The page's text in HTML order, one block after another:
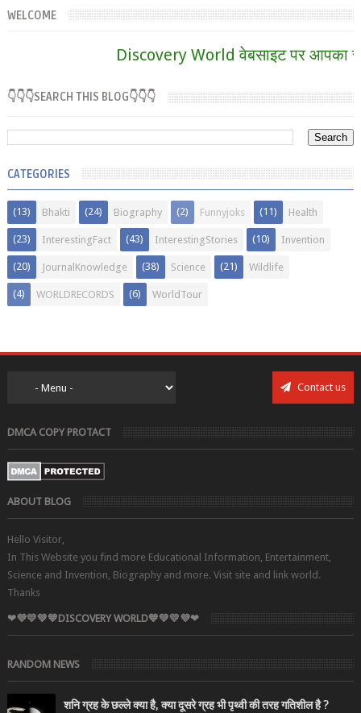
WELCOME
Discovery World वेबसाइट पर आपका
👇👇👇SEARCH THIS BLOG👇👇👇
CATEGORIES
Bhakti
(13) Biography
(24) Funnyjoks
(2) Health
(11)
InterestingFact
(23) InterestingStories
(43) Invention
(10)
JournalKnowledge
(20) Science
(38) Wildlife
(21)
WORLDRECORDS
(4) WorldTour
(6)
Contact us
DMCA COPY PROTACT
ABOUT BLOG
Hello Visitor,
In This Website you find more Educational Information, Entertainment,
Science and Invention, Biography and more. Visit site and link world.
Thanks
❤💜💛💚💙DISCOVERY WORLD💙💚💛💜❤
RANDOM NEWS
शनि ग्रह के छल्ले क्या है, क्या दूसरे ग्रह भी पृथ्वी की तरह गतिशील है ?